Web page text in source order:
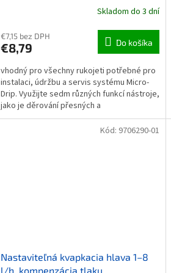
Skladom do 3 dní
€7,15 bez DPH
€8,79 Do košíka
vhodný pro všechny rukojeti potřebné pro
instalaci, údržbu a servis systému Micro-
Drip. Využijte sedm různých funkcí nástroje,
jako je děrování přesných a
bezproblémových otvorů...
Nastaviteľná kvapkacia hlava 1–8
l/h, kompenzácia tlaku
Kód: 9706290-01